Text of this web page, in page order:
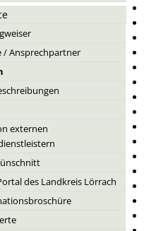
/ Ansprechpartner
externen
des Landkreis Lörrach